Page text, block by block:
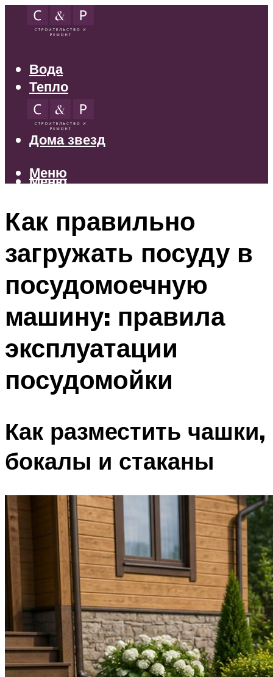
Вода
Тепло
Электрика
Свет
Дома звезд
Меню
Меню
Как правильно
загружать посуду в
посудомоечную
машину: правила
эксплуатации
посудомойки
Как разместить чашки,
бокалы и стаканы